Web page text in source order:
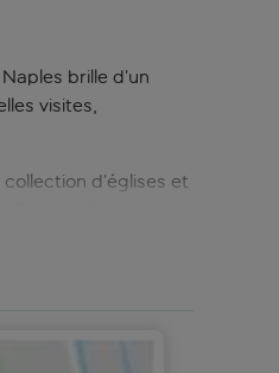
brille d’un
visites,
d’églises et
dont le
des rues de ses